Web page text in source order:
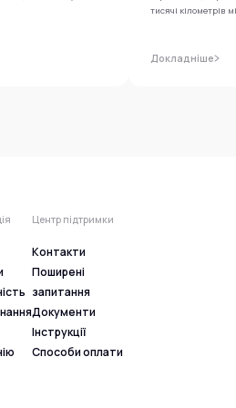
тисячі кілометрів
Докладніше
Центр підтримки
Контакти
Поширені
запитання
Документи
Інструкції
Способи оплати